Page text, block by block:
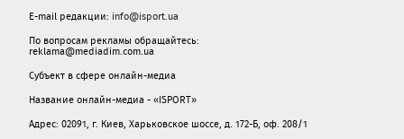
E-mail редакции: info@isport.ua
По вопросам рекламы обращайтесь:
reklama@mediadim.com.ua
Субъект в сфере онлайн-медиа
Название онлайн-медиа - «ISPORT»
Адрес: 02091, г. Киев, Харьковское шоссе, д. 172-Б, оф. 208/1